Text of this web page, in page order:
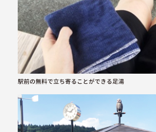
駅前の無料で立ち寄ることができる足湯